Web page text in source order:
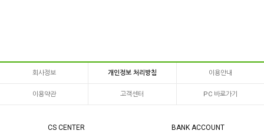
회사정보 개인정보 처리방침 이용안내
이용약관 고객센터 PC 바로가기
CS CENTER BANK ACCOUNT